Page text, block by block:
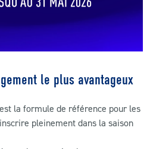
le plus avantageux
la formule de référence pour les
pleinement dans la saison